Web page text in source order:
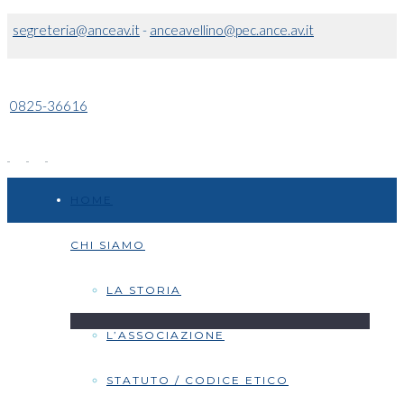
segreteria@anceav.it- anceavellino@pec.ance.av.it
0825-36616
CHI SIAMO
LA STORIA
L’ASSOCIAZIONE
STATUTO / CODICE ETICO